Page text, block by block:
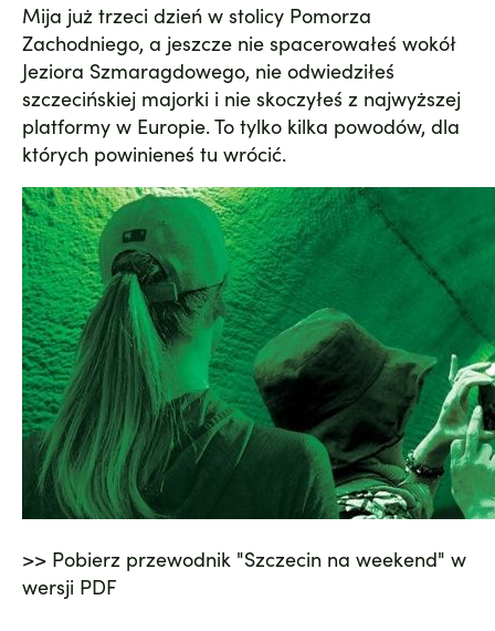
Mija już trzeci dzień w stolicy Pomorza
Zachodniego, a jeszcze nie spacerowałeś wokół
Jeziora Szmaragdowego, nie odwiedziłeś
szczecińskiej majorki i nie skoczyłeś z najwyższej
platformy w Europie. To tylko kilka powodów, dla
których powinieneś tu wrócić.
>> Pobierz przewodnik "Szczecin na weekend" w
wersji PDF